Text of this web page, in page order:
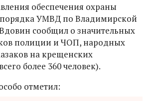
обеспечения охраны
УМВД по Владимирской
сообщил о значительных
полиции и ЧОП, народных
на крещенских
более 360 человек).
отметил: